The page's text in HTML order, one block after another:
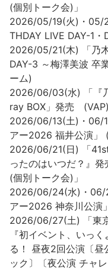
(個別トーク会)」
2026/05/19(火)・05/
THDAY LIVE DAY-1
2026/05/21(木) 「乃
DAY-3 ～梅澤美波 卒
ーム)
2026/06/03(水) 「『
ray BOX」発売 (VAP)
2026/06/13(土)・06/
アー2026 福井公演」
2026/06/21(日) 「
ったのはいつだ？』
(個別トーク会)」
2026/06/24(水)・06/
アー2026 神奈川公演
2026/06/27(土) 「東
『初イベント、いっ
る！ 昼夜2回公演〔昼
ック〕〔夜公演 チャ